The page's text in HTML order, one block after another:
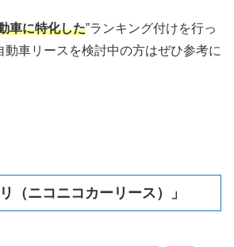
車に特化した”ランキング付けを行っ
動車リースを検討中の方はぜひ参考に
（ニコニコカーリース）」